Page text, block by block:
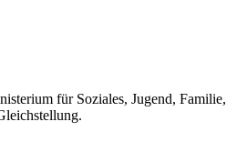
für Soziales, Jugend, Familie,